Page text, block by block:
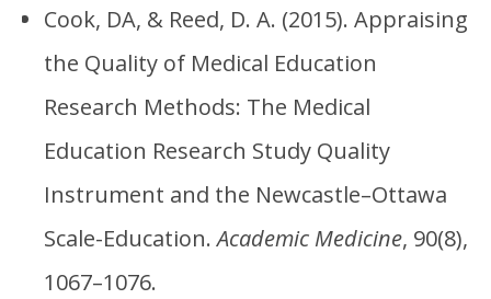
Cook, DA, & Reed, D. A. (2015). Appraising
the Quality of Medical Education
Research Methods: The Medical
Education Research Study Quality
Instrument and the Newcastle–Ottawa
Scale-Education.Academic Medicine, 90(8),
1067–1076.